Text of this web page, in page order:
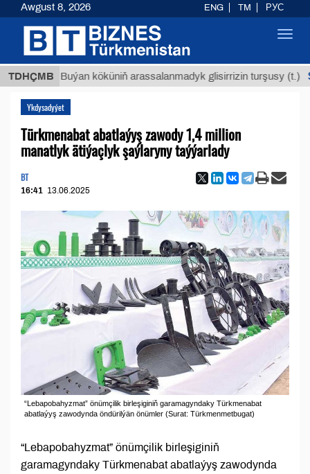
TDHÇMB
Buýan köküniň arassalanmadyk glisirrizin turşusy (t.)
Ykdysadyýet
Türkmenabat abatlaýyş zawody 1,4 million
manatlyk ätiýaçlyk şaýlaryny taýýarlady
BT
16:41 13.06.2025
“Lebapobahyzmat” önümçilik birleşiginiň garamagyndaky Türkmenabat
abatlaýyş zawodynda öndürilýän önümler (Surat: Türkmenmetbugat)
“Lebapobahyzmat” önümçilik birleşiginiň
garamagyndaky Türkmenabat abatlaýyş zawodynda
Awgust 8, 2026 ENG TM РУС